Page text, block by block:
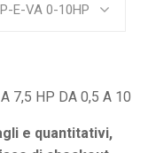
E-VA 0-10HP
7,5 HP DA 0,5 A 10
e quantitativi,